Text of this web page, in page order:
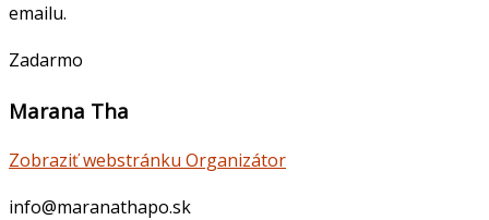
emailu.
Zadarmo
Marana Tha
Zobraziť webstránku Organizátor
info@maranathapo.sk